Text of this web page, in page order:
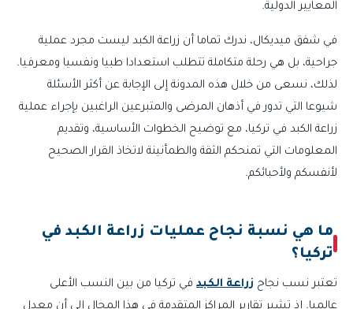
المعايير الدولية.
في شفق ميديكال، ندرك تماما أن زراعة الكبد ليست مجرد عملية
جراحية، بل هي رحلة متكاملة تتطلب استعدادا طبيا ونفسيا ومعرفيا.
لذلك، نسعى من خلال هذه المدونة إلى الإجابة عن أكثر الأسئلة
شيوعا التي تدور في أذهان المرضى والمتبرعين الراغبين بإجراء عملية
زراعة الكبد في تركيا، مع توضيح الخطوات الأساسية، وتقديم
المعلومات التي تمنحكم الثقة والطمأنينة لاتخاذ القرار الصحيح
لأنفسكم ولأحبائكم.
ما هي نسبة نجاح عمليات زراعة الكبد في
تركيا؟
تعتبر نسب نجاح زراعة الكبد في تركيا من بين النسب الأعلى